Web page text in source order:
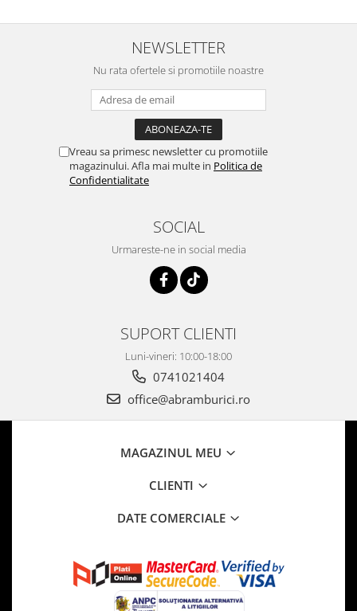
NEWSLETTER
Nu rata ofertele si promotiile noastre
Vreau sa primesc newsletter cu promotiile
magazinului. Afla mai multe in Politica de
Confidentialitate
SOCIAL
Urmareste-ne in social media
SUPORT CLIENTI
Luni-vineri: 10:00-18:00
0741021404
office@abramburici.ro
MAGAZINUL MEU
CLIENTI
DATE COMERCIALE